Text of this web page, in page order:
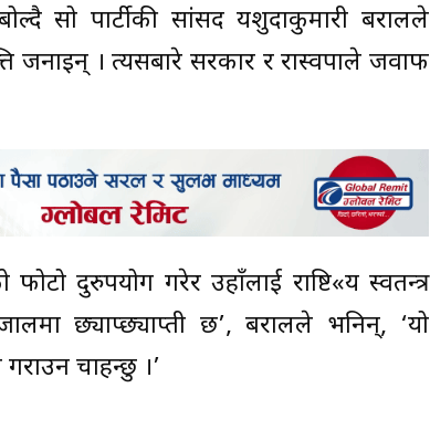
सो पार्टीकी सांसद यशुदाकुमारी बरालले
जनाइन् । त्यसबारे सरकार र रास्वपाले जवाफ
फोटो दुरुपयोग गरेर उहाँलाई राष्टि«य स्वतन्त्र
छ्याप्छ्याप्ती छ’, बरालले भनिन्, ‘यो
चाहन्छु ।’